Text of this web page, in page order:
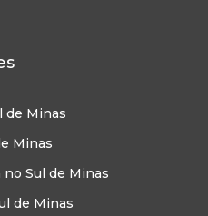
de Minas
Minas
Sul de Minas
de Minas